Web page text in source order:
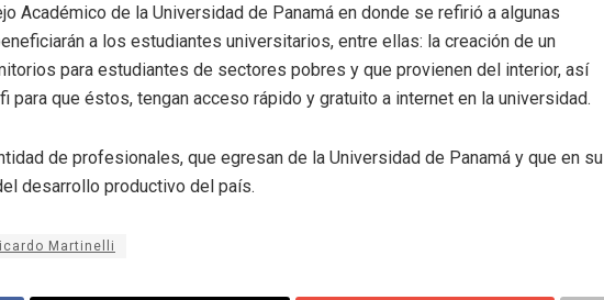
Académico de la Universidad de Panamá en donde se refirió a algunas
a los estudiantes universitarios, entre ellas: la creación de un
para estudiantes de sectores pobres y que provienen del interior, así
para que éstos, tengan acceso rápido y gratuito a internet en la universidad.
de profesionales, que egresan de la Universidad de Panamá y que en su
desarrollo productivo del país.
Martinelli